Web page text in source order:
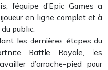
l’équipe d’Epic Games a
en ligne complet et à
public.
les dernières étapes du
Battle Royale, les
d’arrache-pied pour